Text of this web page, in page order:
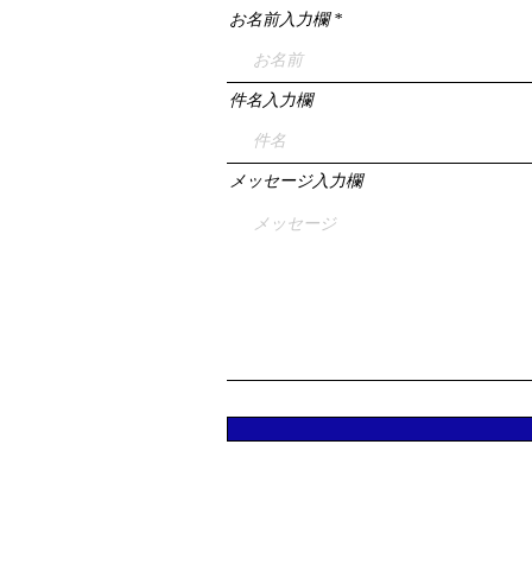
お名前入力欄
件名入力欄
メッセージ入力欄